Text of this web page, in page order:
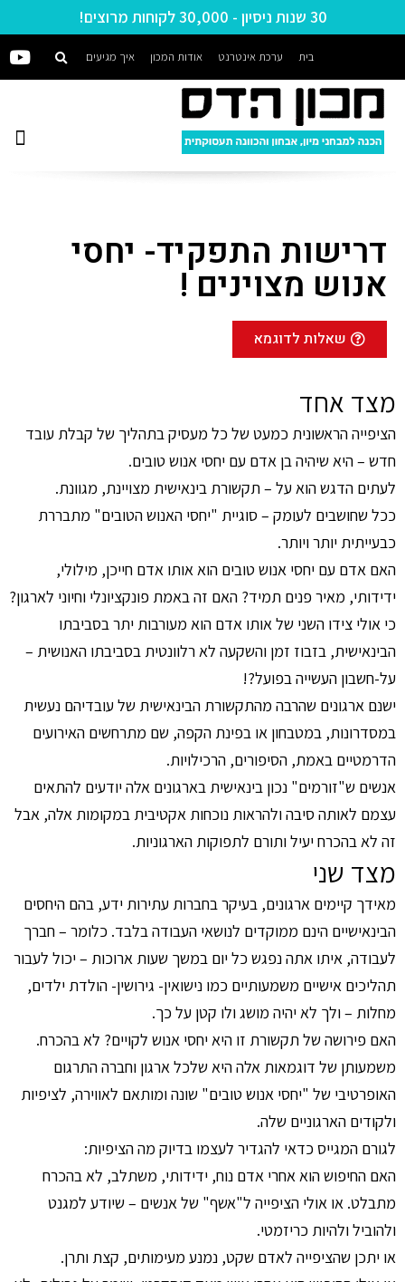
30 שנות ניסיון - 30,000 לקוחות מרוצים!
בית ערכת אינטרנט אודות המכון איך מגיעים
דרישות התפקיד- יחסי
אנוש מצוינים !
שאלות לדוגמא
מצד אחד
הציפייה הראשונית כמעט של כל מעסיק בתהליך של קבלת עובד
חדש – היא שיהיה בן אדם עם יחסי אנוש טובים.
לעתים הדגש הוא על – תקשורת בינאישית מצויינת, מגוונת.
ככל שחושבים לעומק – סוגיית "יחסי האנוש הטובים" מתבררת
כבעייתית יותר ויותר.
האם אדם עם יחסי אנוש טובים הוא אותו אדם חייכן, מילולי,
ידידותי, מאיר פנים תמיד? האם זה באמת פונקציונלי וחיוני לארגון?
כי אולי צידו השני של אותו אדם הוא מעורבות יתר בסביבתו
הבינאישית, בזבוז זמן והשקעה לא רלוונטית בסביבתו האנושית –
על-חשבון העשייה בפועל?!
ישנם ארגונים שהרבה מהתקשורת הבינאישית של עובדיהם נעשית
במסדרונות, במטבחון או בפינת הקפה, שם מתרחשים האירועים
הדרמטיים באמת, הסיפורים, הרכילויות.
אנשים ש"זורמים" נכון בינאישית בארגונים אלה יודעים להתאים
עצמם לאותה סיבה ולהראות נוכחות אקטיבית במקומות אלה, אבל
זה לא בהכרח יעיל ותורם לתפוקות הארגוניות.
מצד שני
מאידך קיימים ארגונים, בעיקר בחברות עתירות ידע, בהם היחסים
הבינאישיים הינם ממוקדים לנושאי העבודה בלבד. כלומר – חברך
לעבודה, איתו אתה נפגש כל יום במשך שעות ארוכות – יכול לעבור
תהליכים אישיים משמעותיים כמו נישואין- גירושין- הולדת ילדים,
מחלות – ולך לא יהיה מושג ולו קטן על כך.
האם פירושה של תקשורת זו היא יחסי אנוש לקויים? לא בהכרח.
משמעותן של דוגמאות אלה היא שלכל ארגון וחברה התרגום
האופרטיבי של "יחסי אנוש טובים" שונה ומותאם לאווירה, לציפיות
ולקודים הארגוניים שלה.
לגורם המגייס כדאי להגדיר לעצמו בדיוק מה הציפיות:
האם החיפוש הוא אחרי אדם נוח, ידידותי, משתלב, לא בהכרח
מתבלט. או אולי הציפייה ל"אשף" של אנשים – שיודע למגנט
ולהוביל ולהיות כריזמטי.
או יתכן שהציפייה לאדם שקט, נמנע מעימותים, קצת ותרן.